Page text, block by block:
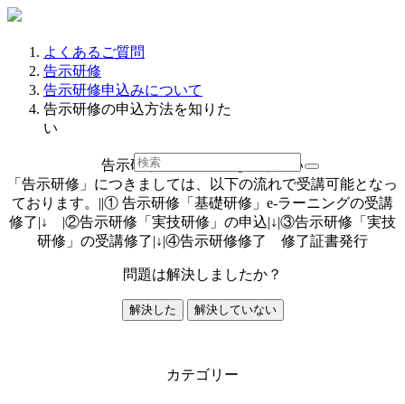
よくあるご質問
告示研修
告示研修申込みについて
告示研修の申込方法を知りた
い
告示研修の申込方法を知りたい
「告示研修」につきましては、以下の流れで受講可能となっ
ております。||① 告示研修「基礎研修」e-ラーニングの受講
修了|↓ |②告示研修「実技研修」の申込|↓|③告示研修「実技
研修」の受講修了|↓|④告示研修修了 修了証書発行
問題は解決しましたか？
解決した 解決していない
カテゴリー